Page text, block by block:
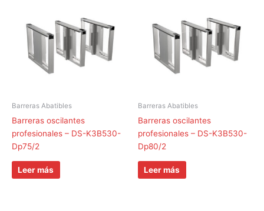
Barreras Abatibles
Barreras oscilantes
profesionales – DS-K3B530-
Dp75/2
Leer más
Barreras Abatibles
Barreras oscilantes
profesionales – DS-K3B530-
Dp80/2
Leer más